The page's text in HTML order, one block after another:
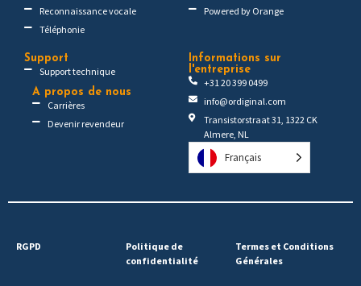
Reconnaissance vocale
Téléphonie
Powered by Orange
Support
Support technique
A propos de nous
Carrières
Devenir revendeur
Informations sur
l'entreprise
+31 20 399 0499
info@ordiginal.com
Transistorstraat 31, 1322 CK
Almere, NL
Français
RGPD
Politique de
confidentialité
Termes et Conditions
Générales